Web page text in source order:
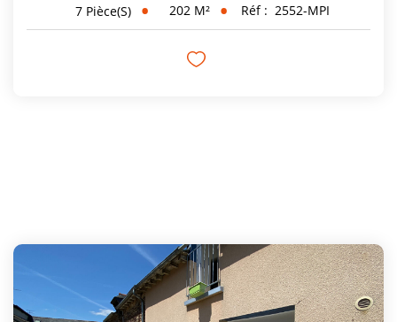
7 Pièce(s) 202 M² Réf : 2552-MPI